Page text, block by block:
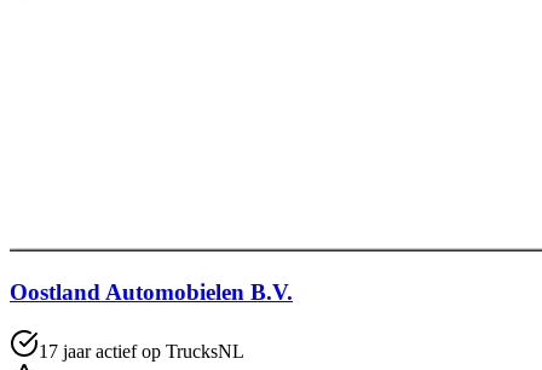
Oostland Automobielen B.V.
17 jaar actief op TrucksNL